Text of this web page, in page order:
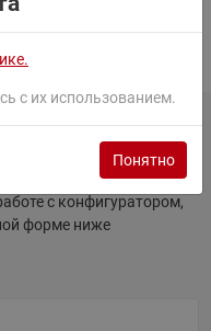
помощью
с конфигуратором,
форме ниже
с их использованием.
Понятно